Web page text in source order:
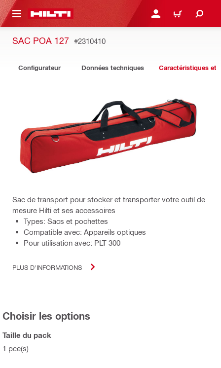
CONTENT CONNEXION OU
PANIER
SAC POA 127 #2310410
Configurateur Données techniques Caractéristiques et
Sac de transport pour stocker et transporter votre outil de
mesure Hilti et ses accessoires
Types: Sacs et pochettes
Compatible avec: Appareils optiques
Pour utilisation avec: PLT 300
PLUS D'INFORMATIONS
Choisir les options
Taille du pack
1 pce(s)